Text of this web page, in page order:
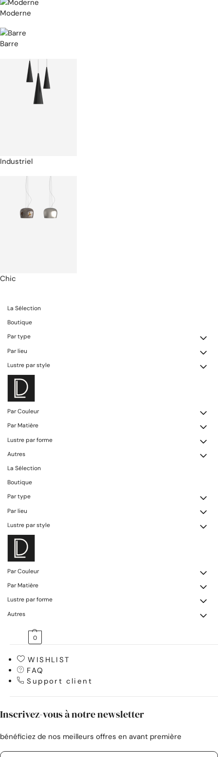
Moderne
Barre
Industriel
Chic
La Sélection
Boutique
Par type
Par lieu
Lustre par style
Par Couleur
Par Matière
Lustre par forme
Autres
La Sélection
Boutique
Par type
Par lieu
Lustre par style
Par Couleur
Par Matière
Lustre par forme
Autres
0
WISHLIST
FAQ
Support client
Inscrivez-vous à notre newsletter
bénéficiez de nos meilleurs offres en avant première